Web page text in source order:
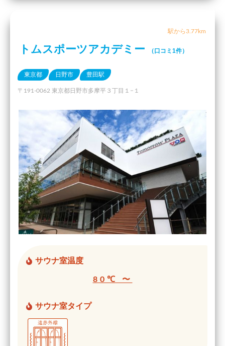
駅から3.77km
トムスポーツアカデミー （口コミ1件）
東京都 日野市 豊田駅
〒191-0062 東京都日野市多摩平３丁目１−１
サウナ室温度
80℃ 〜
サウナ室タイプ